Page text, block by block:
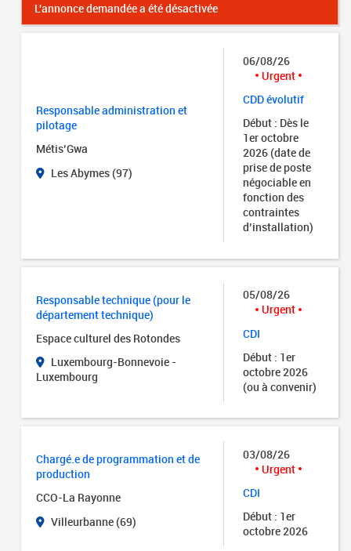
L'annonce demandée a été désactivée
Responsable administration et
pilotage
Métis’Gwa
Les Abymes (97)
06/08/26
Urgent
CDD évolutif
Début : Dès le
1er octobre
2026 (date de
prise de poste
négociable en
fonction des
contraintes
d’installation)
Responsable technique (pour le
département technique)
Espace culturel des Rotondes
Luxembourg-Bonnevoie -
Luxembourg
05/08/26
Urgent
CDI
Début : 1er
octobre 2026
(ou à convenir)
Chargé.e de programmation et de
production
CCO-La Rayonne
Villeurbanne (69)
03/08/26
Urgent
CDI
Début : 1er
octobre 2026